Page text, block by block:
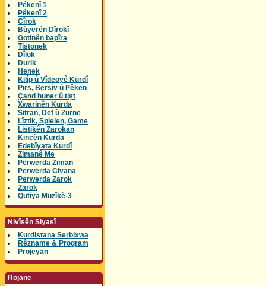
Pêkenî 1
Pêkenî 2
Cîrok
Bûyerên Dîrokî
Gotinên bapîra
Tistonek
Dîlok
Durik
Henek
Kilîp û Vîdeoyê Kurdî
Pirs, Bersîv û Pêken
Çand huner û tişt
Xwarinên Kurda
Sitran, Def û Zurne
Lîztik, Spielen, Game
Listikên Zarokan
Kincên Kurda
Edebîyata Kurdî
Zimanê Me
Perwerda Ziman
Perwerda Civana
Perwerda Zarok
Zarok
Qutîya Muzîkê-3
Nivîsên Siyasî
Kurdistana Serbixwa
Rêzname & Program
Projeyan
Rojane